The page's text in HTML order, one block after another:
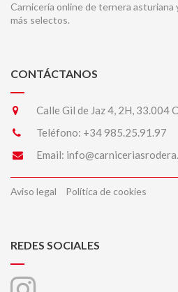
Carnicería online de ternera
más selectos.
CONTÁCTANOS
Calle Gil de Jaz 4, 2H, 33.004
Teléfono: +34 985.25.91.97
Email:
Aviso legal Política de cookies
REDES SOCIALES